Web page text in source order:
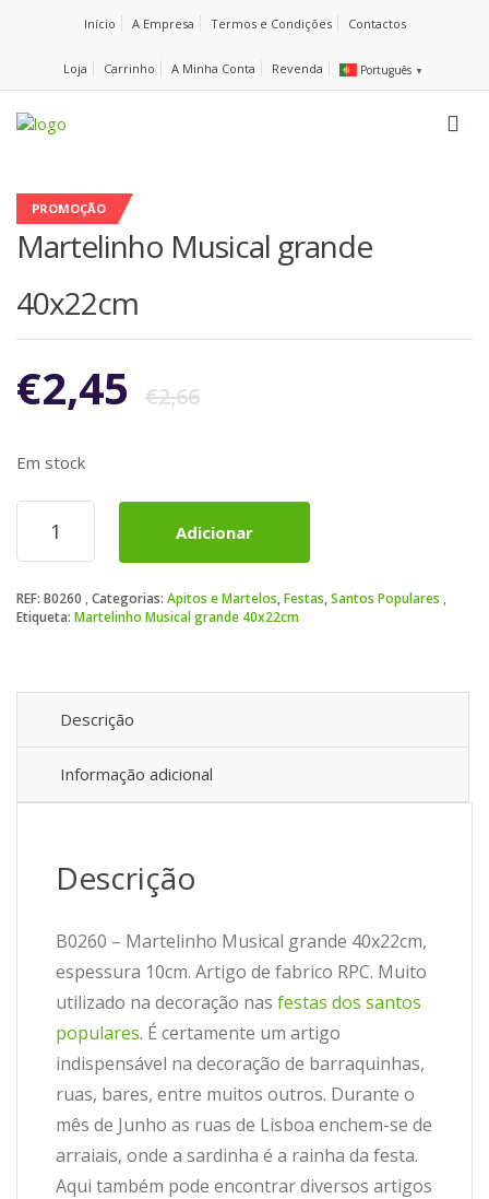
Início A Empresa Termos e Condições Contactos
Loja Carrinho A Minha Conta Revenda Português ▼
PROMOÇÃO
Martelinho Musical grande
40x22cm
€2,66
€2,45
Em stock
Quantidade
Martelinho
grande
40x22cm
Adicionar
REF: B0260 Categorias: Apitos e Martelos,Festas,Santos Populares
Etiqueta: Martelinho Musical grande 40x22cm
Descrição
Informação adicional
Descrição
B0260 – Martelinho Musical grande 40x22cm,
espessura 10cm. Artigo de fabrico RPC. Muito
utilizado na decoração nas festas dos santos
populares. É certamente um artigo
indispensável na decoração de barraquinhas,
ruas, bares, entre muitos outros. Durante o
mês de Junho as ruas de Lisboa enchem-se de
arraiais, onde a sardinha é a rainha da festa.
Aqui também pode encontrar diversos artigos